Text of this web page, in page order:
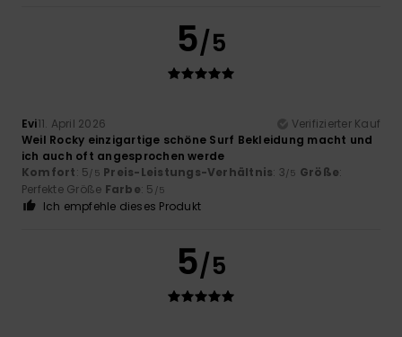
5/5
Evi11. April 2026
Verifizierter Kauf
Weil Rocky einzigartige schöne Surf Bekleidung macht und
ich auch oft angesprochen werde
Komfort: 5/5 Preis-Leistungs-Verhältnis: 3/5 Größe:
Perfekte Größe Farbe: 5 /5
Ich empfehle dieses Produkt
5/5